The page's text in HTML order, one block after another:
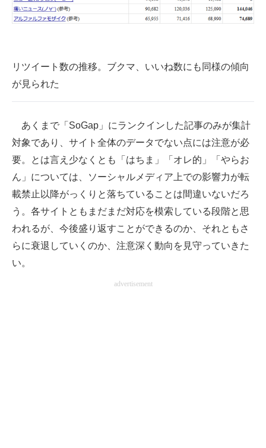
リツイート数の推移。ブクマ、いいね数にも同様の傾向
が見られた
あくまで「SoGap」にランクインした記事のみが集計
対象であり、サイト全体のデータでない点には注意が必
要。とは言え少なくとも「はちま」「オレ的」「やらお
ん」については、ソーシャルメディア上での影響力が転
載禁止以降がっくりと落ちていることは間違いないだろ
う。各サイトともまだまだ対応を模索している段階と思
われるが、今後盛り返すことができるのか、それともさ
らに衰退していくのか、注意深く動向を見守っていきた
い。
advertisement